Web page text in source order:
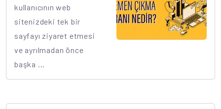
kullanıcının web
sitenizdeki tek bir
sayfayı ziyaret etmesi
ve ayrılmadan önce
başka ...